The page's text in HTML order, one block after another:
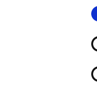
rideanlæg ligger